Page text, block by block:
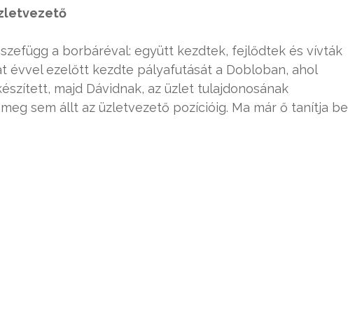
a borbáréval: együtt kezdtek, fejlődtek és vívták
évvel ezelőtt kezdte pályafutását a Dobloban, ahol
majd Dávidnak, az üzlet tulajdonosának
sem állt az üzletvezető pozícióig. Ma már ő tanítja be